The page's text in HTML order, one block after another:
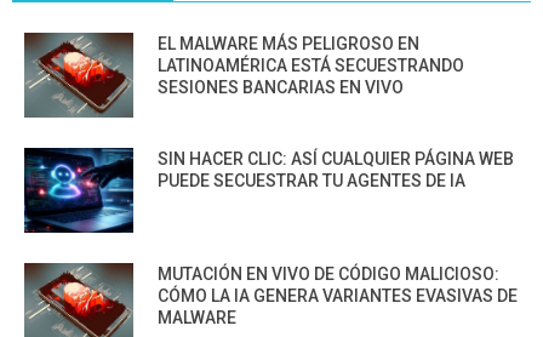
EL MALWARE MÁS PELIGROSO EN
LATINOAMÉRICA ESTÁ SECUESTRANDO
SESIONES BANCARIAS EN VIVO
SIN HACER CLIC: ASÍ CUALQUIER PÁGINA WEB
PUEDE SECUESTRAR TU AGENTES DE IA
MUTACIÓN EN VIVO DE CÓDIGO MALICIOSO:
CÓMO LA IA GENERA VARIANTES EVASIVAS DE
MALWARE